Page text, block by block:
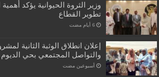
وزير الثروة الحيوانية يؤكد
تطوير القطاع
‏6 أيام مضت
إعلان انطلاق الوثبة الثانية
والتواصل المجتمعي بحي
‏أسبوعين مضت